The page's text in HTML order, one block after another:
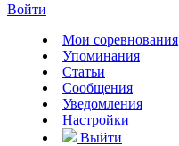
Войти
Мои соревнования
Упоминания
Статьи
Сообщения
Уведомления
Настройки
Выйти